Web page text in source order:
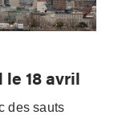
18 avril
des sauts